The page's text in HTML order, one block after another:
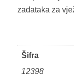
zadataka za
Šifra
12398